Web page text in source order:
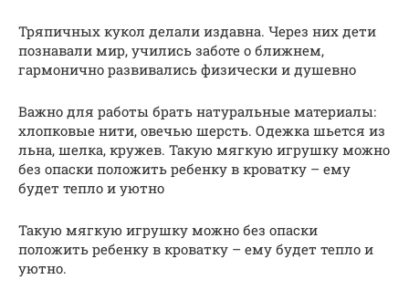
Тряпичных кукол делали издавна. Через них дети
познавали мир, учились заботе о ближнем,
гармонично развивались физически и душевно
Важно для работы брать натуральные материалы:
хлопковые нити, овечью шерсть. Одежка шьется из
льна, шелка, кружев. Такую мягкую игрушку можно
без опаски положить ребенку в кроватку – ему
будет тепло и уютно
Такую мягкую игрушку можно без опаски
положить ребенку в кроватку – ему будет тепло и
уютно.